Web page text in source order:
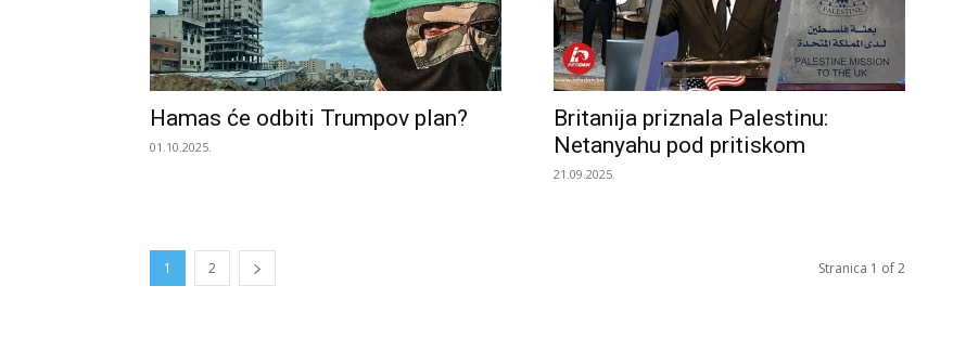
Hamas će odbiti Trumpov plan?
01.10.2025.
Britanija priznala Palestinu:
Netanyahu pod pritiskom
21.09.2025.
1 2 Stranica 1 of 2